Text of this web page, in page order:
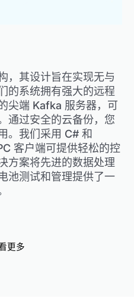
，其设计旨在实现无与
的系统拥有强大的远程
尖端 Kafka 服务器，可
通过安全的云备份，您
。我们采用 C# 和
客户端可提供轻松的控
方案将先进的数据处理
池测试和管理提供了一
更多